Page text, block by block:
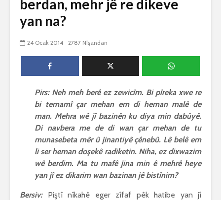
berdan, mehr jê re dikeve
yan na?
24 Ocak 2014 2787 Nîşandan
Pirs: Neh meh berê ez zewicîm. Bi pîreka xwe re
bi temamî çar mehan em di heman malê de
man. Mehra wê jî bazinên ku diya min dabûyê.
Di navbera me de di wan çar mehan de tu
munasebeta mêr û jinantiyê çênebû. Lê belê em
li ser heman doşekê radiketin. Niha, ez dixwazim
wê berdim. Ma tu mafê jina min ê mehrê heye
yan jî ez dikarim wan bazinan jê bistînim?
Bersiv: Piştî nîkahê eger zîfaf pêk hatibe yan jî
2542 Nîşandan
cigareyê him jî
xwarinên birûn ji bo
tendirustiya
mirovan bi zirar in.
Gelo hukmê li ser
her duyan wek hev
e?
27 Ekim 2021
3066 Nîşandan
teqez
bike û
3026